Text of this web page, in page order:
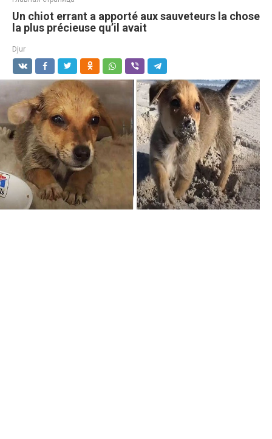
Un chiot errant a apporté aux sauveteurs la chose
la plus précieuse qu’il avait
Djur